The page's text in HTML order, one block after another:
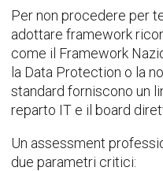
Per non procedere per
adottare framework
come il Framework
la Data Protection o la
standard forniscono un
reparto IT e il board
Un assessment
due parametri critici: